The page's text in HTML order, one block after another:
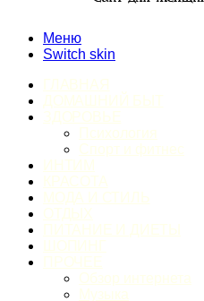
Меню
Switch skin